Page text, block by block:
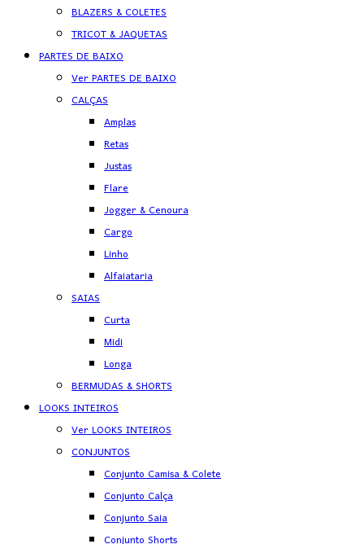
BLAZERS & COLETES
TRICOT & JAQUETAS
PARTES DE BAIXO
Ver PARTES DE BAIXO
CALÇAS
Amplas
Retas
Justas
Flare
Jogger & Cenoura
Cargo
Linho
Alfaiataria
SAIAS
Curta
Midi
Longa
BERMUDAS & SHORTS
LOOKS INTEIROS
Ver LOOKS INTEIROS
CONJUNTOS
Conjunto Camisa & Colete
Conjunto Calça
Conjunto Saia